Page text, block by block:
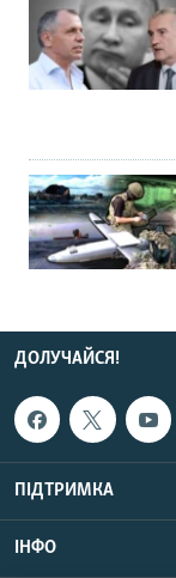
ДОЛУЧАЙСЯ!
ПІДТРИМКА
ІНФО